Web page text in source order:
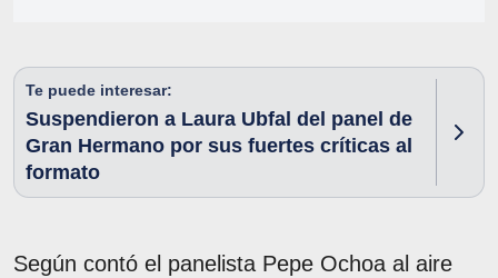
Te puede interesar:
Suspendieron a Laura Ubfal del panel de
Gran Hermano por sus fuertes críticas al
formato
Según contó el panelista Pepe Ochoa al aire